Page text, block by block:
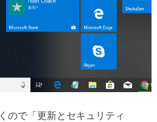
ので「更新とセキュリティ